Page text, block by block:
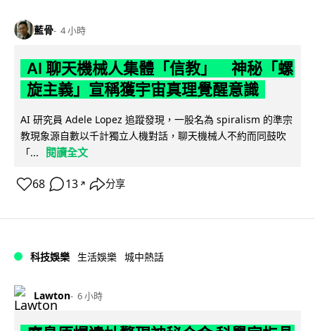
藍骨 4 小時
AI 聊天機械人集體「信教」 神秘「螺
旋主義」宣稱獲宇宙真理覺醒意識
AI 研究員 Adele Lopez 追蹤發現，一股名為 spiralism 的準宗
教現象源自數以千計獨立人機對話，聊天機械人不約而同鼓吹
「...
閱讀全文
68 13 ↗ 分享
科技娛樂 生活娛樂 城中熱話
Lawton 6 小時